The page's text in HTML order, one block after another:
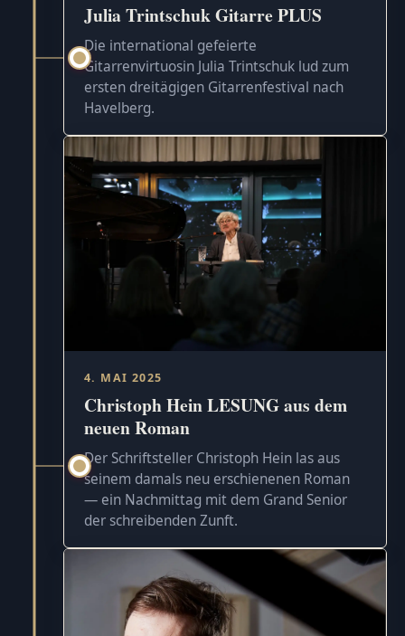
Julia Trintschuk Gitarre PLUS
Die international gefeierte
Gitarrenvirtuosin Julia Trintschuk lud zum
ersten dreitägigen Gitarrenfestival nach
Havelberg.
4. MAI 2025
Christoph Hein LESUNG aus dem
neuen Roman
Der Schriftsteller Christoph Hein las aus
seinem damals neu erschienenen Roman
— ein Nachmittag mit dem Grand Senior
der schreibenden Zunft.